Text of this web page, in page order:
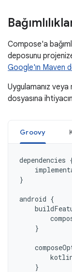
Compose'a
deposunu
Google'ın Maven
Uygulamanız veya
dosyasına
Groovy
dependencies
}
android {
}
}